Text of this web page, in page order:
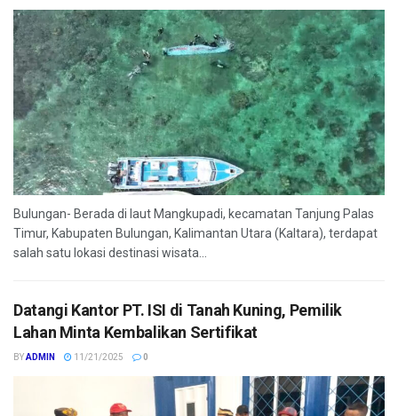
Bulungan- Berada di laut Mangkupadi, kecamatan Tanjung Palas
Timur, Kabupaten Bulungan, Kalimantan Utara (Kaltara), terdapat
salah satu lokasi destinasi wisata...
Datangi Kantor PT. ISI di Tanah Kuning, Pemilik
Lahan Minta Kembalikan Sertifikat
BYADMIN 11/21/2025 0